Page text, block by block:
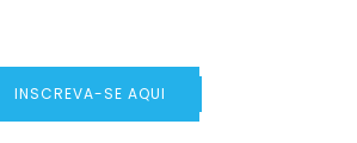
INSCREVA-SE AQUI